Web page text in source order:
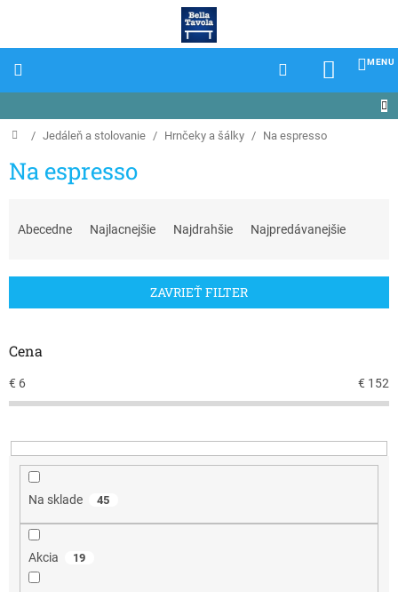
Domov
/ Jedáleň a stolovanie / Hrnčeky a šálky / Na espresso
Na espresso
i
p
r
o
d
k
t
Abecedne Najlacnejšie Najdrahšie Najpredávanejšie
ZAVRIEŤ FILTER
Cena
€ 6 € 152
Na sklade 45
Akcia 19